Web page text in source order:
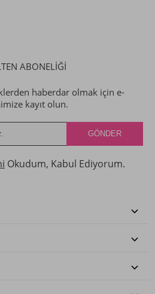
ABONELİĞİ
haberdar olmak için e-
kayıt olun.
Okudum, Kabul Ediyorum.